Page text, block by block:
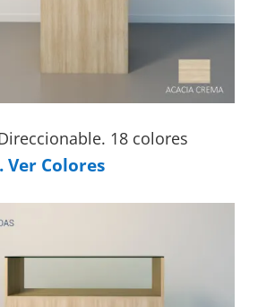
18 colores
Ver Colores